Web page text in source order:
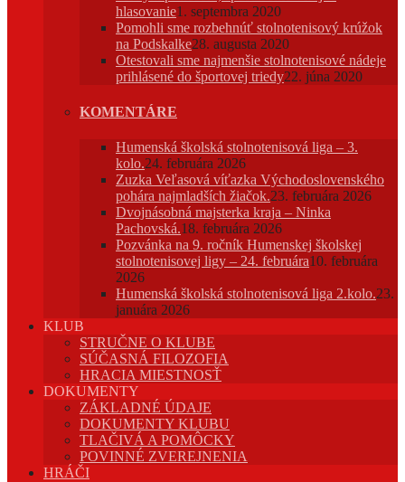
hlasovanie1. septembra 2020
Pomohli sme rozbehnúť stolnotenisový krúžok
na Podskalke28. augusta 2020
Otestovali sme najmenšie stolnotenisové nádeje
prihlásené do športovej triedy22. júna 2020
KOMENTÁRE
Humenská školská stolnotenisová liga – 3.
kolo.24. februára 2026
Zuzka Veľasová víťazka Východoslovenského
pohára najmladších žiačok.23. februára 2026
Dvojnásobná majsterka kraja – Ninka
Pachovská.18. februára 2026
Pozvánka na 9. ročník Humenskej školskej
stolnotenisovej ligy – 24. februára10. februára
2026
Humenská školská stolnotenisová liga 2.kolo.23.
januára 2026
KLUB
STRUČNE O KLUBE
SÚČASNÁ FILOZOFIA
HRACIA MIESTNOSŤ
DOKUMENTY
ZÁKLADNÉ ÚDAJE
DOKUMENTY KLUBU
TLAČIVÁ A POMÔCKY
POVINNÉ ZVEREJNENIA
HRÁČI